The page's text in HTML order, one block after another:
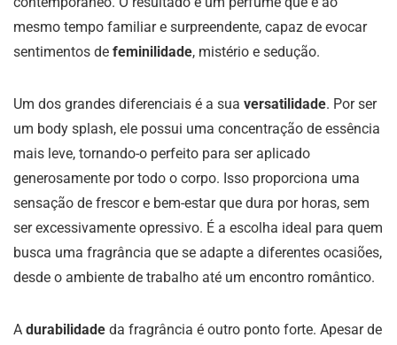
mesmo tempo familiar e surpreendente, capaz de evocar
sentimentos de feminilidade, mistério e sedução.
Um dos grandes diferenciais é a sua versatilidade. Por ser
um body splash, ele possui uma concentração de essência
mais leve, tornando-o perfeito para ser aplicado
generosamente por todo o corpo. Isso proporciona uma
sensação de frescor e bem-estar que dura por horas, sem
ser excessivamente opressivo. É a escolha ideal para quem
busca uma fragrância que se adapte a diferentes ocasiões,
desde o ambiente de trabalho até um encontro romântico.
A durabilidade da fragrância é outro ponto forte. Apesar de